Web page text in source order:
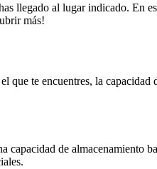
llegado al lugar indicado. En
más!
que te encuentres, la
de almacenamiento